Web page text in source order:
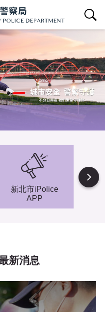
區開關
新北市iPolice
APP
小小
新消息